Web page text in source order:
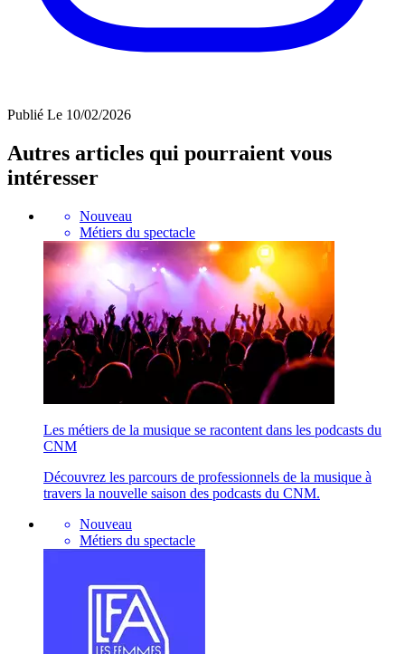
Publié Le 10/02/2026
Autres articles qui pourraient vous
intéresser
Nouveau
Métiers du spectacle
Les métiers de la musique se racontent dans les podcasts du
CNM
Découvrez les parcours de professionnels de la musique à
travers la nouvelle saison des podcasts du CNM.
Nouveau
Métiers du spectacle